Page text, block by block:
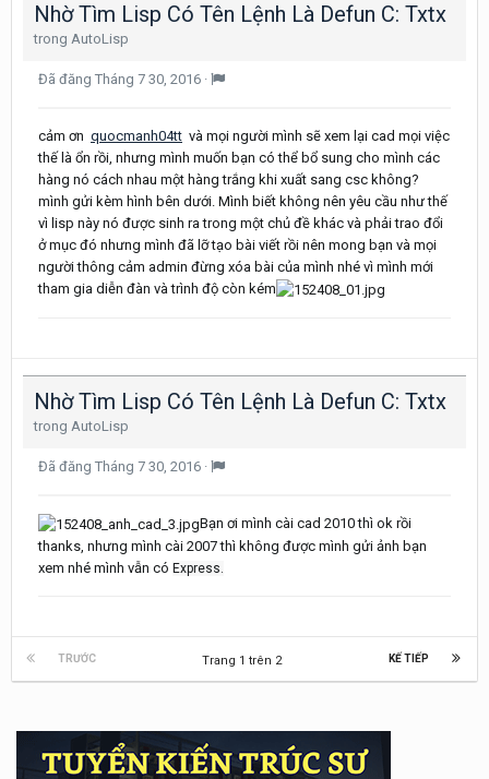
Nhờ Tìm Lisp Có Tên Lệnh Là Defun C: Txtx
trong AutoLisp
Đã đăng Tháng 7 30, 2016 ·
cảm ơn quocmanh04tt và mọi người mình sẽ xem lại cad mọi việc
thế là ổn rồi, nhưng mình muốn bạn có thể bổ sung cho mình các
hàng nó cách nhau một hàng trắng khi xuất sang csc không?
mình gửi kèm hình bên dưới. Mình biết không nên yêu cầu như thế
vì lisp này nó được sinh ra trong một chủ đề khác và phải trao đổi
ở mục đó nhưng mình đã lỡ tạo bài viết rồi nên mong bạn và mọi
người thông cảm admin đừng xóa bài của mình nhé vì mình mới
tham gia diễn đàn và trình độ còn kém
Nhờ Tìm Lisp Có Tên Lệnh Là Defun C: Txtx
trong AutoLisp
Đã đăng Tháng 7 30, 2016 ·
Bạn ơi mình cài cad 2010 thì ok rồi
thanks, nhưng mình cài 2007 thì không được mình gửi ảnh bạn
xem nhé mình vẫn có Express.
TRƯỚC KẾ TIẾP
Trang 1 trên 2